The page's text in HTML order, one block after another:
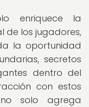
enriquece la
de los jugadores,
la oportunidad
secretos
dentro del
con estos
solo agrega